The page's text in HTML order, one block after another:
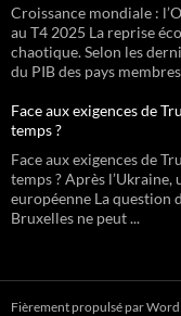
Croissance mondiale :
au T4 2025 La reprise
chaotique. Selon les
du PIB des pays
Face aux exigences de
temps ?
Face aux exigences de
temps ? Après
européenne La question
Bruxelles ne peut ...
Fièrement propulsé par